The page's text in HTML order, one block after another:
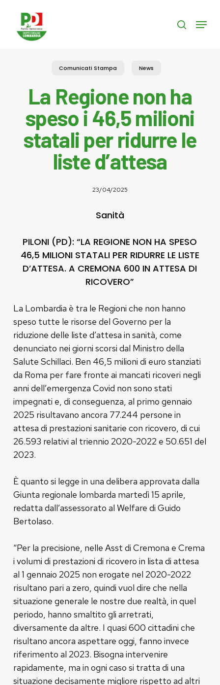
content
search
Menu
Comunicati Stampa News
La Regione non ha
speso i 46,5 milioni
statali per ridurre le
liste d’attesa
23/04/2025
Sanità
PILONI (PD): “LA REGIONE NON HA SPESO
46,5 MILIONI STATALI PER RIDURRE LE LISTE
D’ATTESA. A CREMONA 600 IN ATTESA DI
RICOVERO”
La Lombardia è tra le Regioni che non hanno
speso tutte le risorse del Governo per la
riduzione delle liste d’attesa in sanità, come
denunciato nei giorni scorsi dal Ministro della
Salute Schillaci. Ben 46,5 milioni di euro stanziati
da Roma per fare fronte ai mancati ricoveri negli
anni dell’emergenza Covid non sono stati
impegnati e, di conseguenza, al primo gennaio
2025 risultavano ancora 77.244 persone in
attesa di prestazioni sanitarie con ricovero, di cui
26.593 relativi al triennio 2020-2022 e 50.651 del
2023.
È quanto si legge in una delibera approvata dalla
Giunta regionale lombarda martedì 15 aprile,
redatta dall’assessorato al Welfare di Guido
Bertolaso.
“Per la precisione, nelle Asst di Cremona e Crema
i volumi di prestazioni di ricovero in lista di attesa
al 1 gennaio 2025 non erogate nel 2020-2022
risultano pari a zero, quindi vuol dire che nella
situazione generale le nostre due realtà, in quel
periodo, hanno smaltito gli arretrati,
diversamente da altre. I quasi 600 cittadini che
risultano ancora aspettare oggi, fanno invece
riferimento al 2023. Bisogna intervenire
rapidamente, ma in ogni caso si tratta di una
situazione decisamente migliore rispetto ad altri